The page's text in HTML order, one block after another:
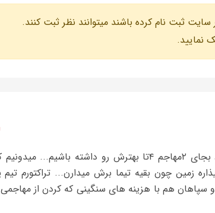
ثبت نام کرده باشند میتوانند نظر ثبت کنند.
نمایید.
خواهش میکنم.... منم دلم میخواد بجای ۲مهاجم ۴تا بهترش رو
زمین چون بقیه تیما برش میدارن... تراکتورم
و سپاهان هم با هزینه های سنگینی که کردن از